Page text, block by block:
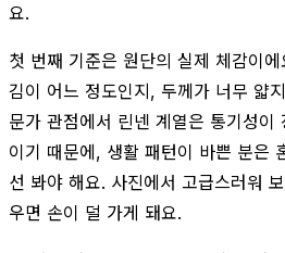
요.
첫 번째 기준은 원단의 실제 체감이
김이 어느 정도인지, 두께가 너무 얇
문가 관점에서 린넨 계열은 통기성이
이기 때문에, 생활 패턴이 바쁜 분은
선 봐야 해요. 사진에서 고급스러워
우면 손이 덜 가게 돼요.